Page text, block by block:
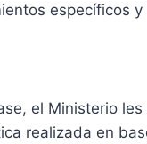
específicos
el Ministerio
realizada en